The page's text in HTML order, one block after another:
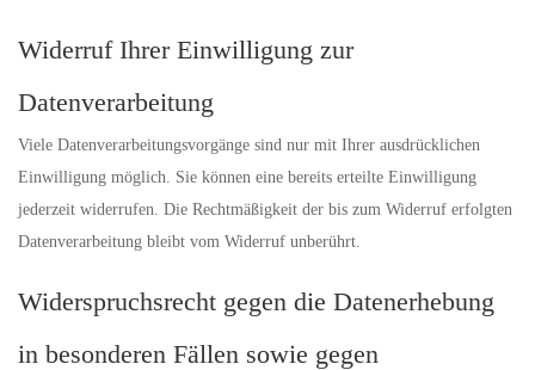
Widerruf Ihrer Einwilligung zur
Datenverarbeitung
Viele Datenverarbeitungsvorgänge sind nur mit Ihrer ausdrücklichen
Einwilligung möglich. Sie können eine bereits erteilte Einwilligung
jederzeit widerrufen. Die Rechtmäßigkeit der bis zum Widerruf erfolgten
Datenverarbeitung bleibt vom Widerruf unberührt.
Widerspruchsrecht gegen die Datenerhebung
in besonderen Fällen sowie gegen